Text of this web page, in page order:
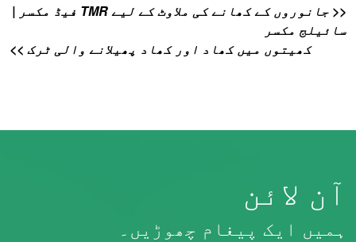
<< جانوروں کے کھانے کی ملاوٹ کے لیے TMR فیڈ مکسر |
سائیلج مکسر
کھیتوں میں کھاد اور کھاد پھیلانے والی ٹرک >>
آن لائن
ہمیں ایک پیغام چھوڑیں۔